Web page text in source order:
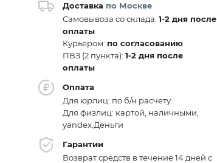
Доставка по Москве
Самовывоза со склада: 1-2 дня после
оплаты
Курьером: по согласованию
ПВЗ (2 пункта): 1-2 дня после
оплаты
Оплата
Для юрлиц: по б/н расчету.
Для физлиц: картой, наличными,
yandex.Деньги
Гарантии
Возврат средств в течение 14 дней с